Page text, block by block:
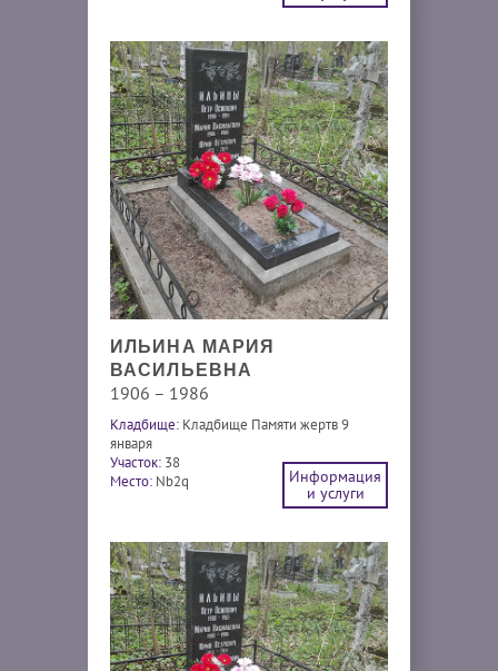
ИЛЬИНА МАРИЯ
ВАСИЛЬЕВНА
1906 – 1986
Кладбище: Кладбище Памяти жертв 9
января
Участок: 38
Место: Nb2q
Информация
и услуги